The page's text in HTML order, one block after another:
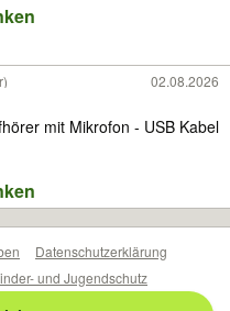
02.08.2026
mit Mikrofon - USB Kabel
Datenschutzerklärung
und Jugendschutz